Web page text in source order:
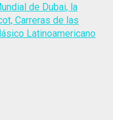
de Dubai, la
Carreras de las
Latinoamericano